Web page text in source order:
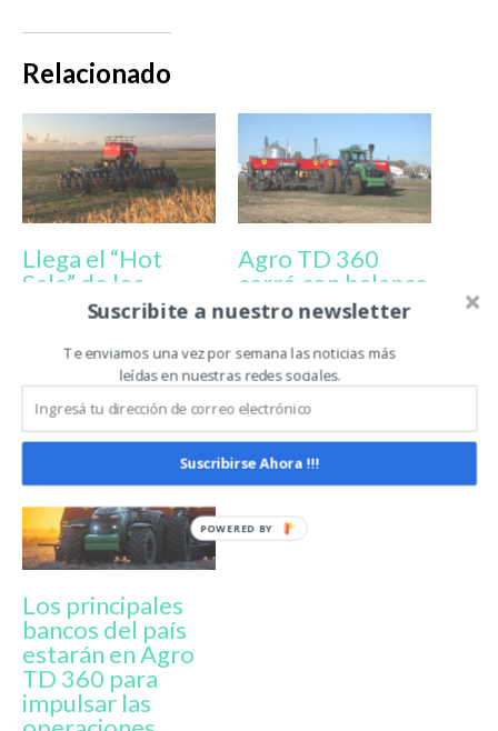
Relacionado
Llega el “Hot
Sale” de los
fierros: Grupo GR
propuesta inédita
para promover la
renovación de
maquinaria
Agro TD 360
cerró con balance
positivo y ya
edición 2027
Los principales
bancos del país
estarán en Agro
TD 360 para
impulsar las
Suscribite a nuestro newsletter
Te enviamos una vez por semana las noticias más
leídas en nuestras redes sociales.
Suscribirse Ahora !!!